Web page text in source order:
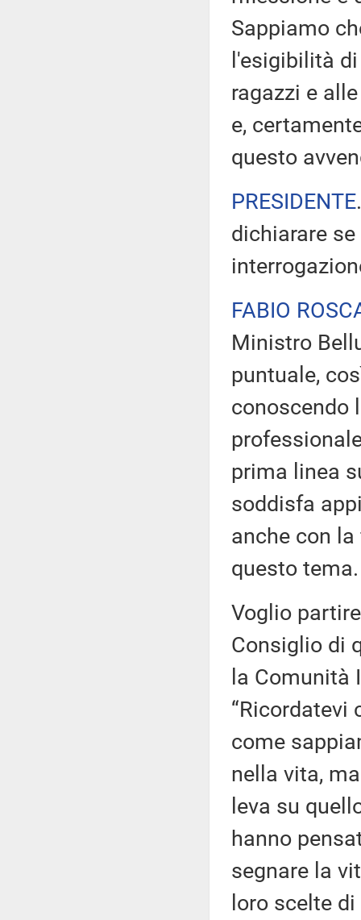
Sappiamo
l'esigibilità
ragazzi e
e,
questo
PRESIDENTE
dichiarare
FABIO
Ministro
puntuale,
conoscendo
prima linea
soddisfa
anche con
questo tema.
Voglio
Consiglio di
la Comunità
“Ricordatevi
come
nella vita,
leva su
hanno
segnare la
loro scelte